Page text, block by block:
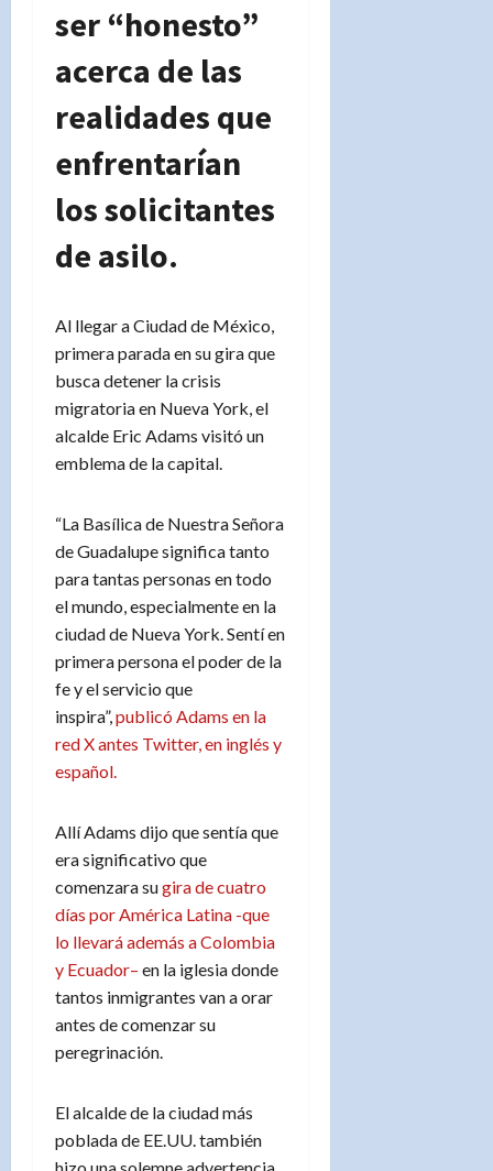
ser “honesto”
acerca de las
realidades que
enfrentarían
los solicitantes
de asilo.
Al llegar a Ciudad de México,
primera parada en su gira que
busca detener la crisis
migratoria en Nueva York, el
alcalde Eric Adams visitó un
emblema de la capital.
“La Basílica de Nuestra Señora
de Guadalupe significa tanto
para tantas personas en todo
el mundo, especialmente en la
ciudad de Nueva York. Sentí en
primera persona el poder de la
fe y el servicio que
inspira”, publicó Adams en la
red X antes Twitter, en inglés y
español.
Allí Adams dijo que sentía que
era significativo que
comenzara sugira de cuatro
días por América Latina -que
lo llevará además a Colombia
y Ecuador– en la iglesia donde
tantos inmigrantes van a orar
antes de comenzar su
peregrinación.
El alcalde de la ciudad más
poblada de EE.UU. también